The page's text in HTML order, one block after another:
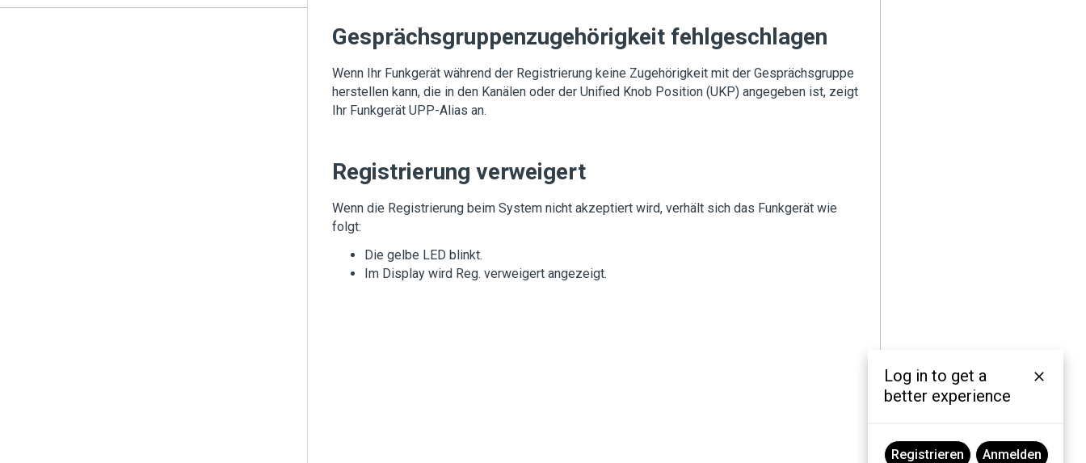
Gesprächsgruppenzugehörigkeit fehlgeschlagen
Wenn Ihr Funkgerät während der Registrierung keine Zugehörigkeit mit der Gesprächsgruppe
herstellen kann, die in den Kanälen oder der Unified Knob Position (UKP) angegeben ist, zeigt
Ihr Funkgerät UPP-Alias an.
Registrierung verweigert
Wenn die Registrierung beim System nicht akzeptiert wird, verhält sich das Funkgerät wie
folgt:
Die gelbe LED blinkt.
Im Display wird Reg. verweigert angezeigt.
Log in to get a
better experience
Registrieren Anmelden